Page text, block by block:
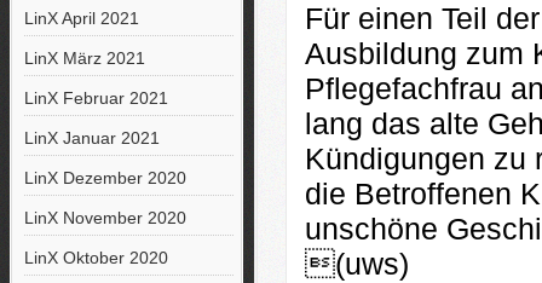
LinX April 2021
LinX März 2021
LinX Februar 2021
LinX Januar 2021
LinX Dezember 2020
LinX November 2020
LinX Oktober 2020
Für einen Teil
Ausbildung zum
Pflegefachfrau
lang das alte
Kündigungen zu
die Betroffenen
unschöne
(uws)